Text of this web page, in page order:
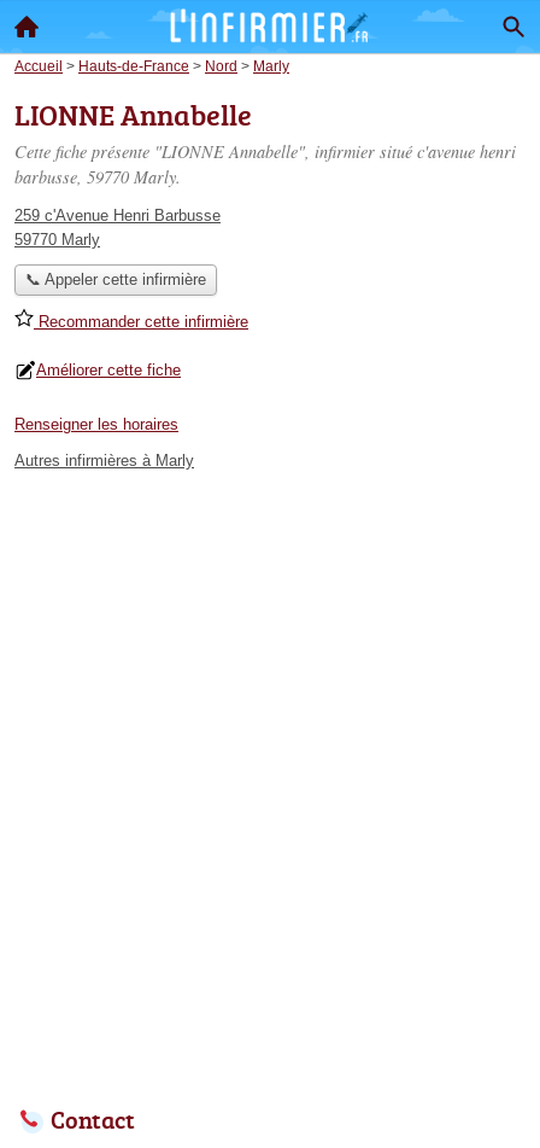
Accueil > Hauts-de-France > Nord > Marly
LIONNE Annabelle
Cette fiche présente "LIONNE Annabelle", infirmier situé c'avenue henri
barbusse, 59770 Marly.
259 c'Avenue Henri Barbusse
59770 Marly
📞 Appeler cette infirmière
Recommander cette infirmière
Améliorer cette fiche
Renseigner les horaires
Autres infirmières à Marly
Contact